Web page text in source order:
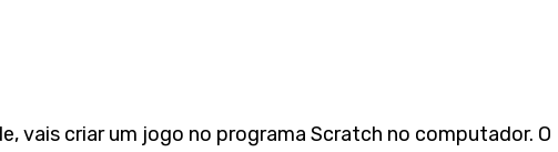
vais criar um jogo no programa Scratch no computador. O